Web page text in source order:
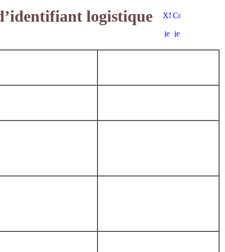
logistique